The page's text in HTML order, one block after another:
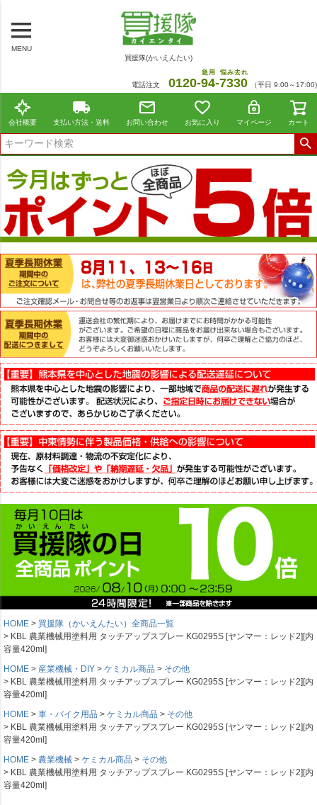
MENU
買援隊(かいえんたい)
電話注文 0120-94
急用
-7330
悩み去れ
（平日 9:00～17:00)
会社概要 支払い方法・送料 お問い合わせ お気に入り マイページ カート
HOME
買援隊（かいえんたい）全商品一覧
KBL 農業機械用塗料用 タッチアップスプレー KG0295S [ヤンマー：レッド2][内
容量420ml]
HOME
産業機械・DIY ケミカル商品
その他
KBL 農業機械用塗料用 タッチアップスプレー KG0295S [ヤンマー：レッド2][内
容量420ml]
HOME
車・バイク用品 ケミカル商品
その他
KBL 農業機械用塗料用 タッチアップスプレー KG0295S [ヤンマー：レッド2][内
容量420ml]
HOME
農業機械 ケミカル商品
その他
KBL 農業機械用塗料用 タッチアップスプレー KG0295S [ヤンマー：レッド2][内
容量420ml]